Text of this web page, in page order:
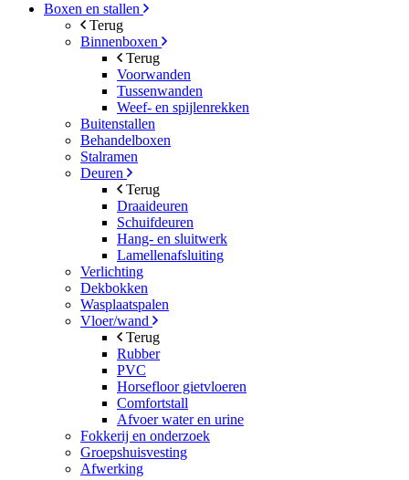
Boxen en stallen
Terug
Binnenboxen
Terug
Voorwanden
Tussenwanden
Weef- en spijlenrekken
Buitenstallen
Behandelboxen
Stalramen
Deuren
Terug
Draaideuren
Schuifdeuren
Hang- en sluitwerk
Lamellenafsluiting
Verlichting
Dekbokken
Wasplaatspalen
Vloer/wand
Terug
Rubber
PVC
Horsefloor gietvloeren
Comfortstall
Afvoer water en urine
Fokkerij en onderzoek
Groepshuisvesting
Afwerking